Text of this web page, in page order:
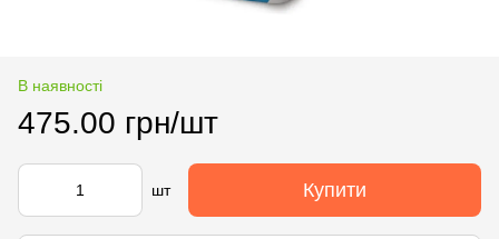
В наявності
475.00 грн/шт
шт Купити